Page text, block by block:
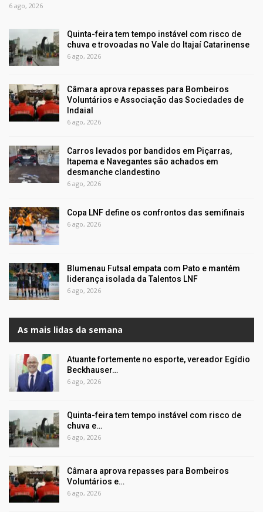
6 ago, 2026
Quinta-feira tem tempo instável com risco de
chuva e trovoadas no Vale do Itajaí Catarinense
6 ago, 2026
Câmara aprova repasses para Bombeiros
Voluntários e Associação das Sociedades de
Indaial
6 ago, 2026
Carros levados por bandidos em Piçarras,
Itapema e Navegantes são achados em
desmanche clandestino
6 ago, 2026
Copa LNF define os confrontos das semifinais
6 ago, 2026
Blumenau Futsal empata com Pato e mantém
liderança isolada da Talentos LNF
6 ago, 2026
As mais lidas da semana
Atuante fortemente no esporte, vereador Egídio
Beckhauser…
6 ago, 2026
Quinta-feira tem tempo instável com risco de
chuva e…
6 ago, 2026
Câmara aprova repasses para Bombeiros
Voluntários e…
6 ago, 2026